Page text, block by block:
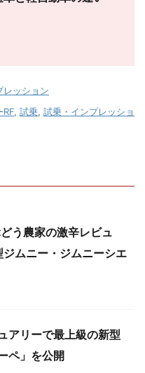
レッション
RF, 試乗, 試乗・インプレッショ
どう農家の激辛レビュ
ムニー・ジムニーシエ
アリーで最上級の新型
ペ」を公開